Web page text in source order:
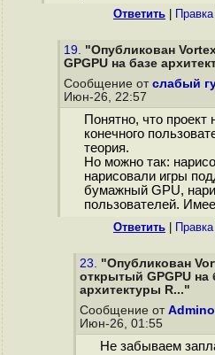
Ответить Правка
19. "Опубликован
GPGPU на базе
Сообщение от слабый
Июн-26, 22:57
Понятно, что проект
конечного
теория.
Но можно так:
нарисовали игры
бумажный GPU,
пользователей.
Ответить Правка
23. "Опубликован
открытый GPGPU на
архитектуры R..."
Сообщение от Admino
Июн-26, 01:55
Не забываем